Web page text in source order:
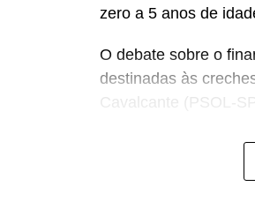
zero a 5 anos de
O debate sobre o
destinadas às
Cavalcante (PSOL-
— Estamos aqui
recursos para a